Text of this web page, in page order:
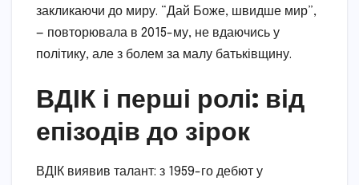
закликаючи до миру. “Дай Боже, швидше мир”,
— повторювала в 2015-му, не вдаючись у
політику, але з болем за малу батьківщину.
ВДІК і перші ролі: від
епізодів до зірок
ВДІК виявив талант: з 1959-го дебют у